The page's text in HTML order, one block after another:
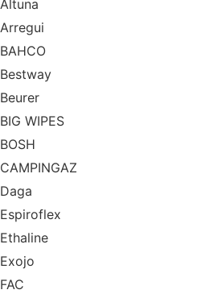
Altuna
Arregui
BAHCO
Bestway
Beurer
BIG WIPES
BOSH
CAMPINGAZ
Daga
Espiroflex
Ethaline
Exojo
FAC